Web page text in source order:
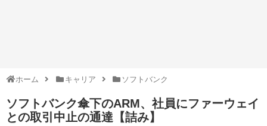
ホーム キャリア ソフトバンク
ソフトバンク傘下のARM、社員にファーウェイ
との取引中止の通達【詰み】